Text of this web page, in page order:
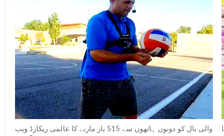
والی بال کو دونوں ہاتھوں سے 515 بار مارنے کا عالمی ریکارڈ ویب